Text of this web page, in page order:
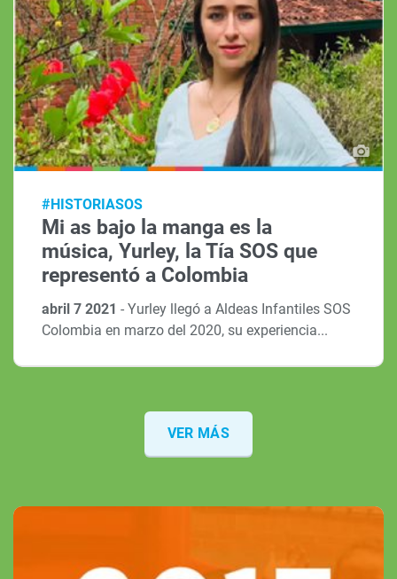
#HISTORIASOS
Mi as bajo la manga es la
música, Yurley, la Tía SOS que
representó a Colombia
abril 7 2021-Yurley llegó a Aldeas Infantiles SOS
Colombia en marzo del 2020, su experiencia...
VER MÁS